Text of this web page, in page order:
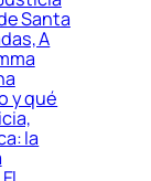
Santa
A
y qué
la